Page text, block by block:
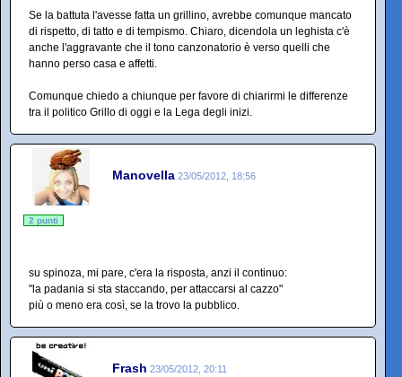
Se la battuta l'avesse fatta un grillino, avrebbe comunque mancato
di rispetto, di tatto e di tempismo. Chiaro, dicendola un leghista c'è
anche l'aggravante che il tono canzonatorio è verso quelli che
hanno perso casa e affetti.
Comunque chiedo a chiunque per favore di chiarirmi le differenze
tra il politico Grillo di oggi e la Lega degli inizi.
Manovella 23/05/2012, 18:56
2 punti
su spinoza, mi pare, c'era la risposta, anzi il continuo:
"la padania si sta staccando, per attaccarsi al cazzo"
più o meno era così, se la trovo la pubblico.
Frash 23/05/2012, 20:11